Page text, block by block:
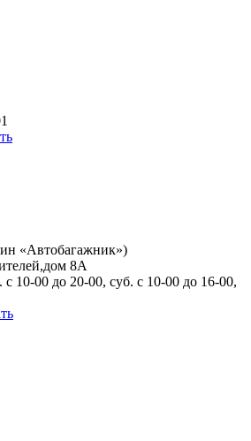
«Автобагажник»)
8А
10-00 до 20-00, суб. с 10-00 до 16-00,